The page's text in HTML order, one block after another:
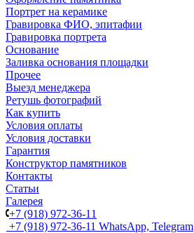
Портрет на керамике
Гравировка ФИО, эпитафии
Гравировка портрета
Основание
Заливка основания площадки
Прочее
Выезд менеджера
Ретушь фотографий
Как купить
Условия оплаты
Условия доставки
Гарантия
Конструктор памятников
Контакты
Статьи
Галерея
+7 (918) 972-36-11
+7 (918) 972-36-11 WhatsApp, Telegram